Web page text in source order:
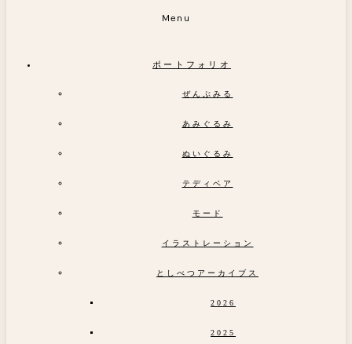
Menu
ポートフォリオ
ぜんぶみる
あみぐるみ
ぬいぐるみ
テディベア
モード
イラストレーション
としべつアーカイブス
2026
2025